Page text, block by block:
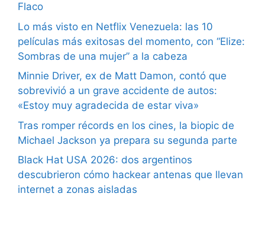
Flaco
Lo más visto en Netflix Venezuela: las 10
películas más exitosas del momento, con “Elize:
Sombras de una mujer” a la cabeza
Minnie Driver, ex de Matt Damon, contó que
sobrevivió a un grave accidente de autos:
«Estoy muy agradecida de estar viva»
Tras romper récords en los cines, la biopic de
Michael Jackson ya prepara su segunda parte
Black Hat USA 2026: dos argentinos
descubrieron cómo hackear antenas que llevan
internet a zonas aisladas